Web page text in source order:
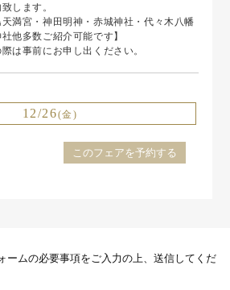
します。
天満宮・神田明神・赤城神社・代々木八幡
他多数ご紹介可能です】
は事前にお申し出ください。
12/26(金)
このフェアを予約する